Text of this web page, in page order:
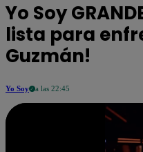
Yo Soy
lista para
Guzmán!
Yo Soy a las 22:45